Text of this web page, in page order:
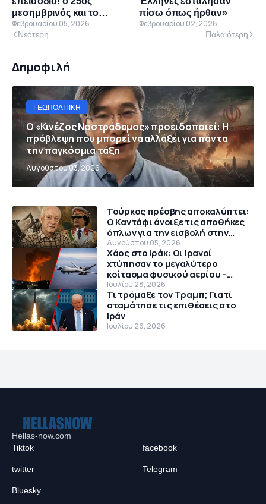
μεσημβρινός και το
εφιαλτικό σχέδιο του
Ερντογάν
Φεβρουαρίου 05, 2026
πίσω όπως ήρθαν»
Φεβρουαρίου 02, 2026
Νεότερη Παλαιότερη
Δημοφιλή
ΓΕΩΠΟΛΙΤΙΚΉ
Ο «Κινέζος Νοστράδαμος» προειδοποιεί: Η
πρόβλεψη που μπορεί να αλλάξει για πάντα
την παγκόσμια τάξη
Αυγούστου 03, 2026
Τούρκος πρέσβης αποκαλύπτει:
Ο Καντάφι άνοιξε τις αποθήκες
όπλων για την εισβολή στην
Κύπρο το 1974
Αυγούστου 05, 2026
Χάος στο Ιράκ: Οι Ιρανοί
χτύπησαν το μεγαλύτερο
κοίτασμα φυσικού αερίου –
Θρίλερ με αμερικανικό MQ-9
Reaper
Ιουλίου 28, 2026
Τι τρόμαξε τον Τραμπ; Γιατί
σταμάτησε τις επιθέσεις στο
Ιράν
Ιουλίου 26, 2026
Hellas-now.com
Tiktok
facebook
twitter Telegram
Bluesky